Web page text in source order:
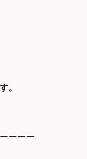
。
ーーー